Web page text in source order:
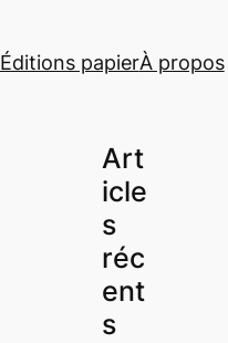
Éditions papierÀ propos
Art
icle
s
réc
ent
s